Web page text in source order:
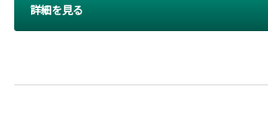
詳細を見る